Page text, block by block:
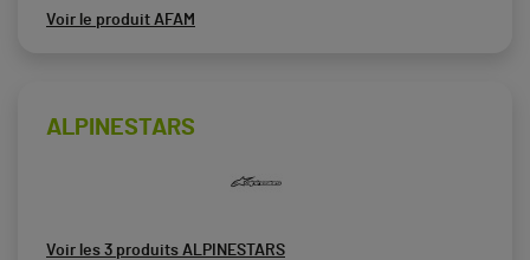
Voir le produit AFAM
ALPINESTARS
Voir les 3 produits ALPINESTARS